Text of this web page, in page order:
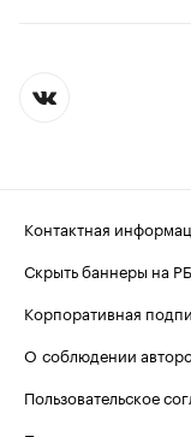
Контактная
Скрыть баннеры на
Корпоративная
О соблюдении
Пользовательское